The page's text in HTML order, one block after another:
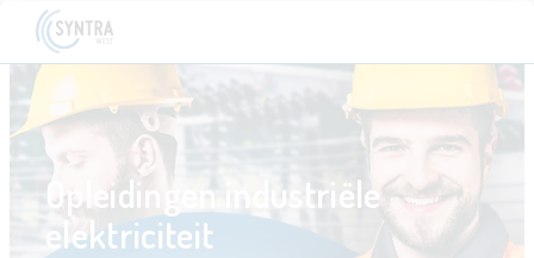
Opleidingen industriële
elektriciteit